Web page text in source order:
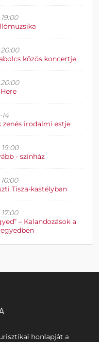
közös koncertje
irodalmi estje
- színház
Tisza-kastélyban
– Kalandozások a
honlapját a